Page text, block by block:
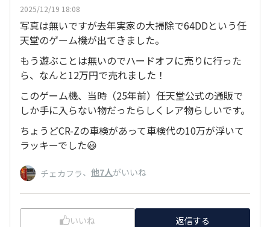
2025/12/19 18:08
写真は無いですが去年実家の大掃除で64DDという任
天堂のゲーム機が出てきました。
もう遊ぶことは無いのでハードオフに売りに行った
ら、なんと12万円で売れました！
このゲーム機、当時（25年前）任天堂公式の通販で
しか手に入らない物だったらしくレア物らしいです。
ちょうどCR-Zの車検があって車検代の10万が浮いて
ラッキーでした😃
チェカフラ、 他7人がいいね
いいね 返信する